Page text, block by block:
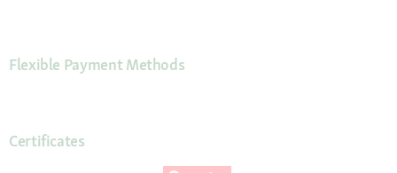
Flexible Payment Methods
Certificates